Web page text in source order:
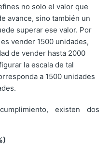
no solo el valor que
avance, sino también un
superar ese valor. Por
vender 1500 unidades,
de vender hasta 2000
la escala de tal
a 1500 unidades
existen dos